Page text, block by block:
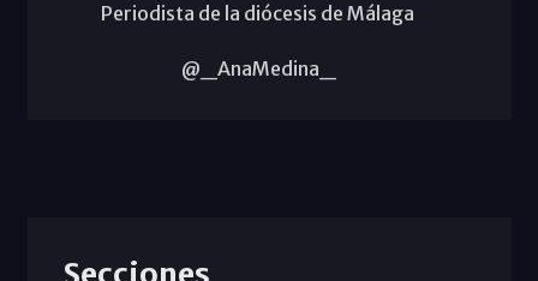
Periodista de la diócesis de Málaga
@_AnaMedina_